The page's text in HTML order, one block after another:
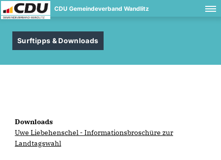
CDU Gemeindeverband Wandlitz
Surftipps & Downloads
Downloads
Uwe Liebehenschel - Informationsbroschüre zur
Landtagswahl